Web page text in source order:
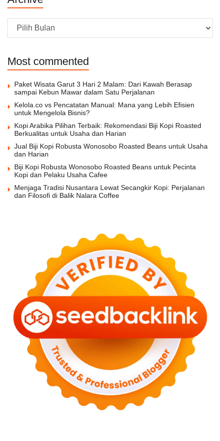
Archive
Most commented
Paket Wisata Garut 3 Hari 2 Malam: Dari Kawah Berasap
sampai Kebun Mawar dalam Satu Perjalanan
Kelola.co vs Pencatatan Manual: Mana yang Lebih Efisien
untuk Mengelola Bisnis?
Kopi Arabika Pilihan Terbaik: Rekomendasi Biji Kopi Roasted
Berkualitas untuk Usaha dan Harian
Jual Biji Kopi Robusta Wonosobo Roasted Beans untuk Usaha
dan Harian
Biji Kopi Robusta Wonosobo Roasted Beans untuk Pecinta
Kopi dan Pelaku Usaha Cafee
Menjaga Tradisi Nusantara Lewat Secangkir Kopi: Perjalanan
dan Filosofi di Balik Nalara Coffee